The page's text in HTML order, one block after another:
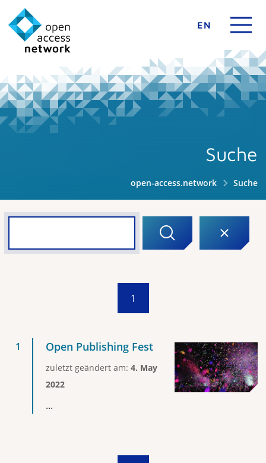
EN
Suche
open-access.network Suche
1
Open Publishing Fest
zuletzt geändert am: 4. May
2022
...